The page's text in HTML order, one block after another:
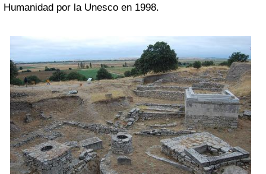
Humanidad por la Unesco en 1998.